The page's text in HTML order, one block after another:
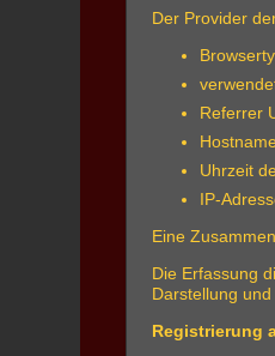
Der Provider
Referrer
Uhrzeit
IP-
Eine
Die Erfassung
Darstellung
Registrierung